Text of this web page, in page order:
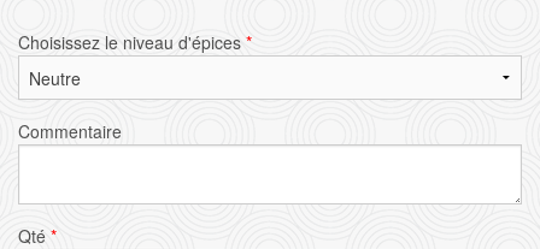
Choisissez le niveau d'épices *
Commentaire
Qté *